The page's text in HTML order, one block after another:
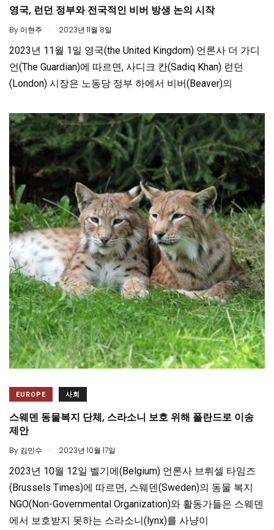
영국, 런던 정부와 전국적인 비버 방생 논의 시작
By 이현주 . 2023년 11월 8일
2023년 11월 1일 영국(the United Kingdom) 언론사 더 가디
언(The Guardian)에 따르면, 사디크 칸(Sadiq Khan) 런던
(London) 시장은 노동당 정부 하에서 비버(Beaver)의
EUROPE 사회
스웨덴 동물복지 단체, 스라소니 보호 위해 폴란드로 이송
제안
By 김민수 . 2023년 10월 17일
2023년 10월 12일 벨기에(Belgium) 언론사 브뤼셀 타임즈
(Brussels Times)에 따르면, 스웨덴(Sweden)의 동물 복지
NGO(Non-Governmental Organization)와 활동가들은 스웨덴
에서 보호받지 못하는 스라소니(lynx)를 사냥이